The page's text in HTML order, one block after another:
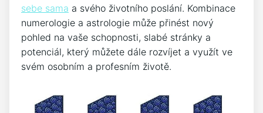
sebe sama a svého životního poslání. Kombinace
numerologie a astrologie může přinést nový
pohled na vaše schopnosti, slabé stránky a
potenciál, který můžete dále rozvíjet a využít ve
svém osobním a profesním životě.